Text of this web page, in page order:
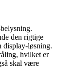
den rigtige
display-løsning.
hvilket er
skal være